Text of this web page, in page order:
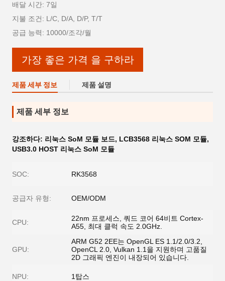
배달 시간: 7일
지불 조건: L/C, D/A, D/P, T/T
공급 능력: 10000/조각/월
가장 좋은 가격 을 구하라
제품 세부 정보 제품 설명
제품 세부 정보
강조하다: 리눅스 SoM 모듈 보드, LCB3568 리눅스 SOM 모듈,
USB3.0 HOST 리눅스 SoM 모듈
SOC: RK3568
공급자 유형: OEM/ODM
CPU:
22nm 프로세스, 쿼드 코어 64비트 Cortex-
A55, 최대 클럭 속도 2.0GHz.
GPU:
ARM G52 2EE는 OpenGL ES 1.1/2.0/3.2,
OpenCL 2.0, Vulkan 1.1을 지원하며 고품질
2D 그래픽 엔진이 내장되어 있습니다.
NPU: 1탑스